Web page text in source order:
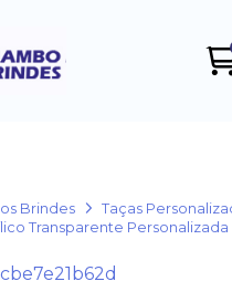
Brindes
Taças
Transparente Personalizada